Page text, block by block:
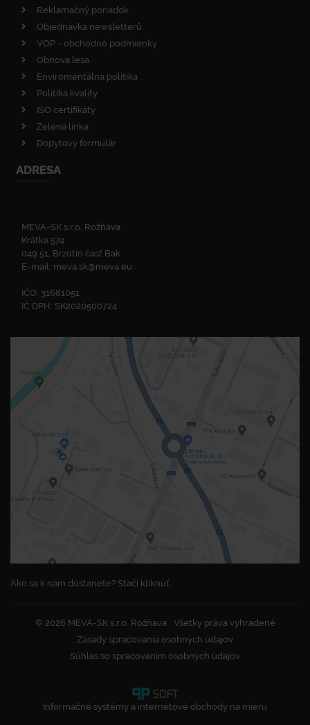
Reklamačný poriadok
Objednávka newsletterů
VOP - obchodné podmienky
Obnova lesa
Enviromentálna politika
Politika kvality
ISO certifikáty
Zelená linka
Dopytový formulár
ADRESA
MEVA-SK s.r.o. Rožňava
Krátka 574
049 51, Brzotín časť Bak
E-mail: meva.sk@meva.eu
IČO: 31681051
IČ DPH: SK2020500724
Ako sa k nám dostanete? Stačí kliknúť.
© 2026 MEVA-SK s.r.o. Rožňava
Všetky práva vyhradené
Zásady spracovania osobných údajov
Súhlas so spracovaním osobných údajov
Informačné systémy a internetové obchody na mieru